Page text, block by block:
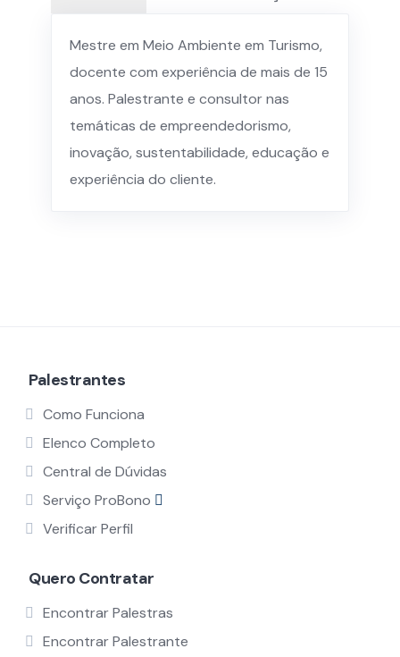
Mestre em Meio Ambiente em Turismo,
docente com experiência de mais de 15
anos. Palestrante e consultor nas
temáticas de empreendedorismo,
inovação, sustentabilidade, educação e
experiência do cliente.
Palestrantes
Como Funciona
Elenco Completo
Central de Dúvidas
Serviço ProBono
Verificar Perfil
Quero Contratar
Encontrar Palestras
Encontrar Palestrante